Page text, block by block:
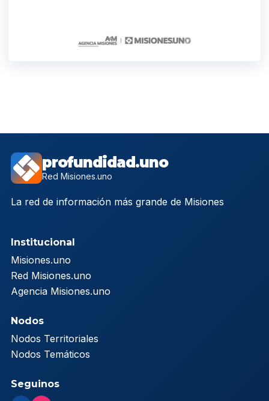
profundidad.uno
Red Misiones.uno
La red de información más grande de Misiones
Institucional
Misiones.uno
Red Misiones.uno
Agencia Misiones.uno
Nodos
Nodos Territoriales
Nodos Temáticos
Seguinos